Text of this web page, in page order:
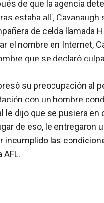
de que la agencia
estaba allí,
de celda llamada
el nombre en Internet,
que se declaró
su preocupación al
con un hombre
le dijo que se pusiera
de eso, le entregaron
incumplido las
AFL.